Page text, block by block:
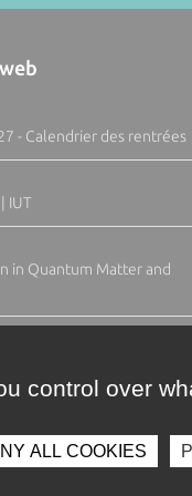
- Calendrier des rentrées
IUT
in Quantum Matter and
control over
ALL COOKIES